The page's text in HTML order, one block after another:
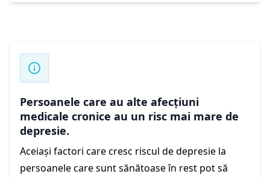
Persoanele care au alte afecțiuni
medicale cronice au un risc mai mare de
depresie.
Aceiași factori care cresc riscul de depresie la
persoanele care sunt sănătoase în rest pot să